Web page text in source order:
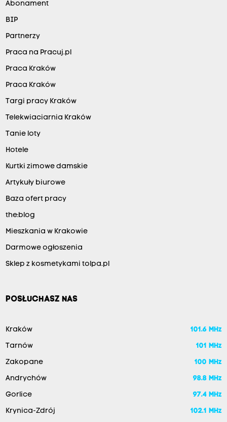
Abonament
BIP
Partnerzy
Praca na Pracuj.pl
Praca Kraków
Praca Kraków
Targi pracy Kraków
Telekwiaciarnia Kraków
Tanie loty
Hotele
Kurtki zimowe damskie
Artykuły biurowe
Baza ofert pracy
the:blog
Mieszkania w Krakowie
Darmowe ogłoszenia
Sklep z kosmetykami tolpa.pl
POSŁUCHASZ NAS
Kraków 101.6 MHz
Tarnów 101 MHz
Zakopane 100 MHz
Andrychów 98.8 MHz
Gorlice 97.4 MHz
Krynica-Zdrój 102.1 MHz